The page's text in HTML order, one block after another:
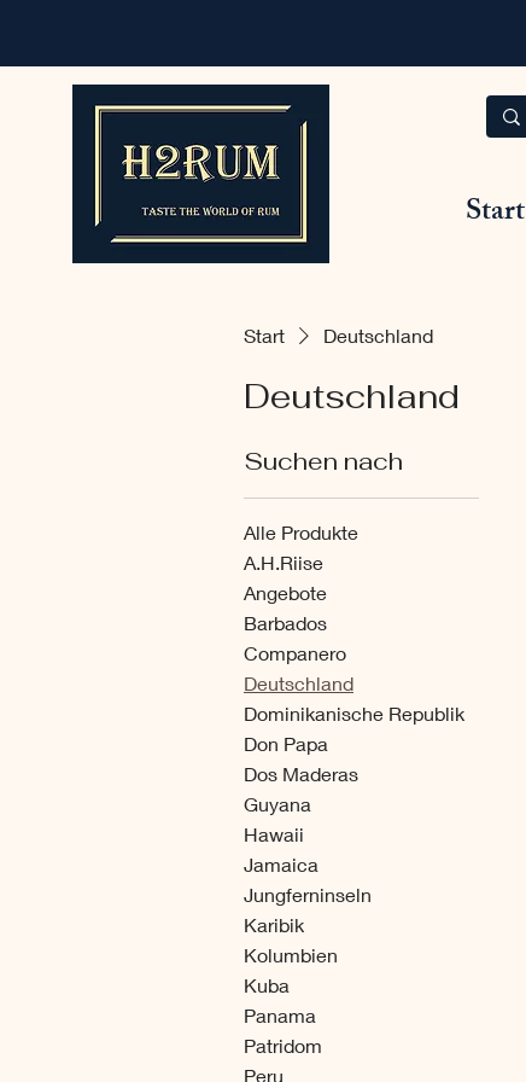
Start
Start Deutschland
Deutschland
Suchen nach
Alle Produkte
A.H.Riise
Angebote
Barbados
Companero
Deutschland
Dominikanische Republik
Don Papa
Dos Maderas
Guyana
Hawaii
Jamaica
Jungferninseln
Karibik
Kolumbien
Kuba
Panama
Patridom
Peru